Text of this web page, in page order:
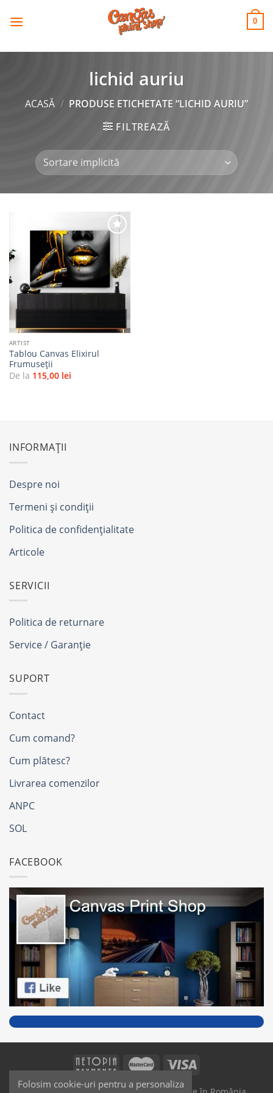
CANVAS
PRINT SHOP 0
lichid auriu
ACASĂ / PRODUSE ETICHETATE “LICHID AURIU”
FILTREAZĂ
Adaugă
la
favorite
ARTIST
Tablou Canvas Elixirul
Frumuseții
De la 115,00 lei
INFORMAȚII
Despre noi
Termeni și condiții
Politica de confidențialitate
Articole
SERVICII
Politica de returnare
Service / Garanție
SUPORT
Contact
Cum comand?
Cum plătesc?
Livrarea comenzilor
ANPC
SOL
FACEBOOK
Folosim cookie-uri pentru a personaliza